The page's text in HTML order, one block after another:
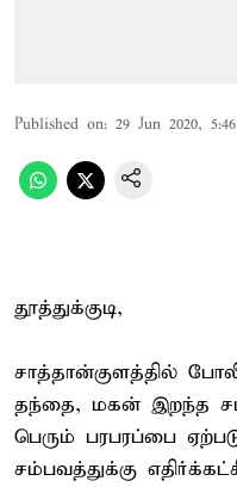
Published on: 29 Jun 2020,
தூத்துக்குடி,
சாத்தான்குளத்தில்
தந்தை, மகன் இறந்த
பெரும் பரபரப்பை
சம்பவத்துக்கு